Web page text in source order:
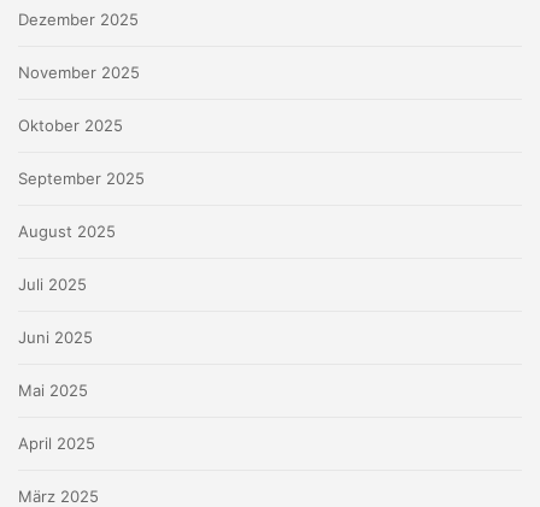
Dezember 2025
November 2025
Oktober 2025
September 2025
August 2025
Juli 2025
Juni 2025
Mai 2025
April 2025
März 2025